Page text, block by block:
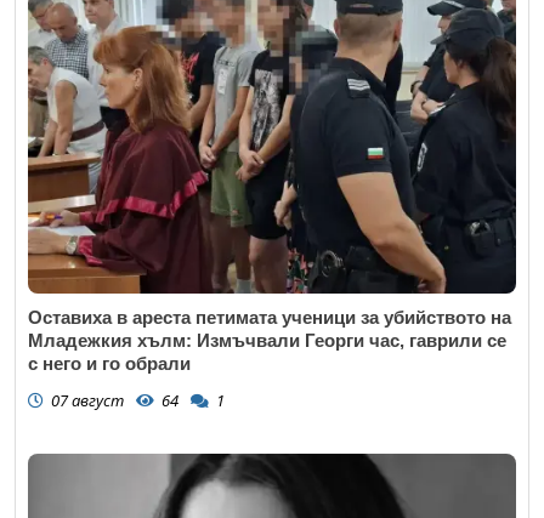
Оставиха в ареста петимата ученици за убийството на
Младежкия хълм: Измъчвали Георги час, гаврили се
с него и го обрали
07 август 64 1